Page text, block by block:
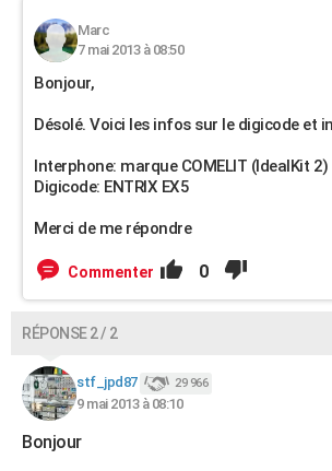
Marc
7 mai 2013 à 08:50
Bonjour,
Désolé. Voici les infos sur le digicode et
Interphone: marque COMELIT (IdealKit 2)
Digicode: ENTRIX EX5
Merci de me répondre
Commenter 0
RÉPONSE 2 / 2
stf_jpd87 29 966
9 mai 2013 à 08:10
Bonjour